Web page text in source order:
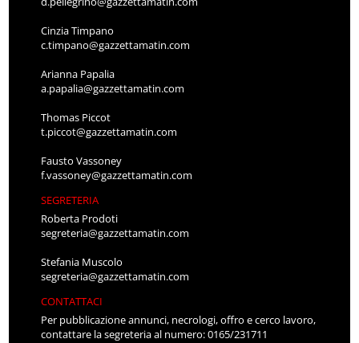
Cinzia Timpano
c.timpano@gazzettamatin.com
Arianna Papalia
a.papalia@gazzettamatin.com
Thomas Piccot
t.piccot@gazzettamatin.com
Fausto Vassoney
f.vassoney@gazzettamatin.com
SEGRETERIA
Roberta Prodoti
segreteria@gazzettamatin.com
Stefania Muscolo
segreteria@gazzettamatin.com
CONTATTACI
Per pubblicazione annunci, necrologi, offro e cerco lavoro,
contattare la segreteria al numero: 0165/231711